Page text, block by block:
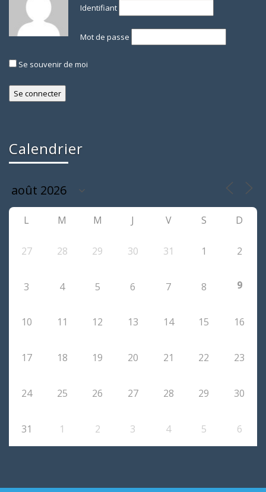
Identifiant
Mot de passe
Se souvenir de moi
Calendrier
L M M J V S D
27 28 29 30 31 1 2
3 4 5 6 7 8 9
10 11 12 13 14 15 16
17 18 19 20 21 22 23
24 25 26 27 28 29 30
31 1 2 3 4 5 6